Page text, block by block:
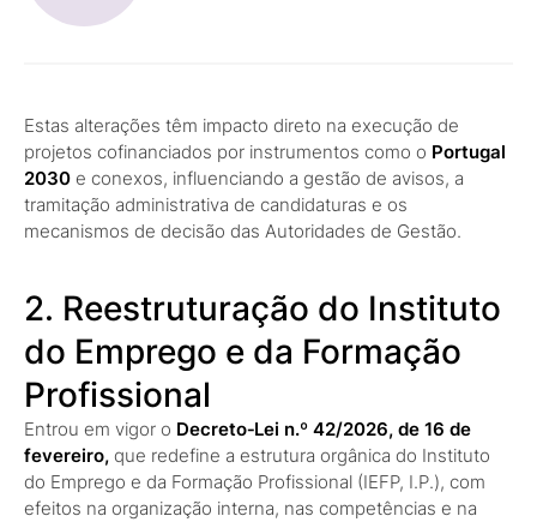
Estas alterações têm impacto direto na execução de
projetos cofinanciados por instrumentos como o Portugal
2030 e conexos, influenciando a gestão de avisos, a
tramitação administrativa de candidaturas e os
mecanismos de decisão das Autoridades de Gestão.
2. Reestruturação do Instituto
do Emprego e da Formação
Profissional
Entrou em vigor o Decreto‑Lei n.º 42/2026, de 16 de
fevereiro, que redefine a estrutura orgânica do Instituto
do Emprego e da Formação Profissional (IEFP, I.P.), com
efeitos na organização interna, nas competências e na